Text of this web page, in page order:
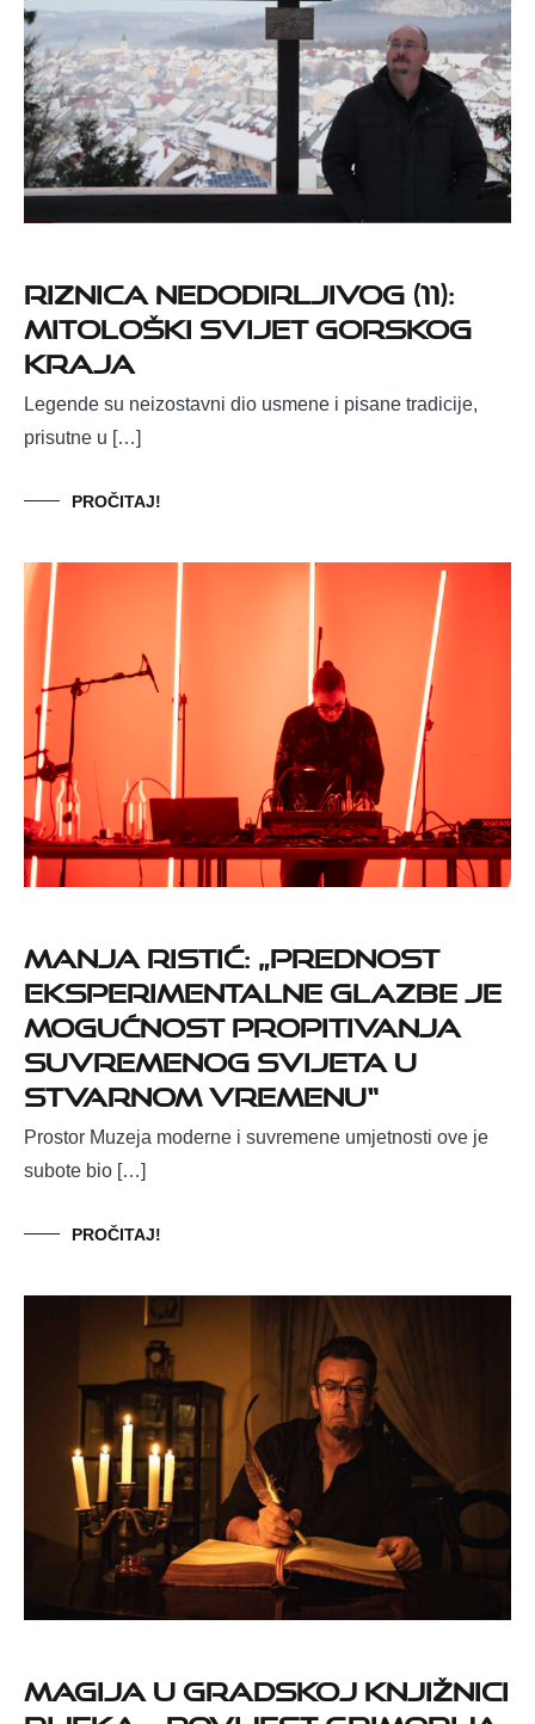
RIZNICA NEDODIRLJIVOG (11):
MITOLOŠKI SVIJET GORSKOG
KRAJA
Legende su neizostavni dio usmene i pisane tradicije,
prisutne u […]
PROČITAJ!
Manja Ristić: „Prednost
eksperimentalne glazbe je
mogućnost propitivanja
suvremenog svijeta u
stvarnom vremenu“
Prostor Muzeja moderne i suvremene umjetnosti ove je
subote bio […]
PROČITAJ!
Magija u Gradskoj knjižnici